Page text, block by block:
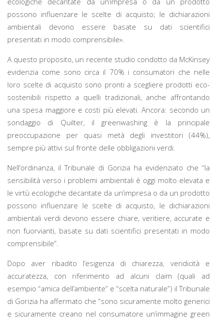
possono influenzare le scelte di acquisto; le dichiarazioni
ambientali devono essere basate su dati scientifici
presentati in modo comprensibile».
A questo proposito, un recente studio condotto da McKinsey
evidenzia come sono circa il 70% i consumatori che nelle
loro scelte di acquisto sono pronti a scegliere prodotti eco-
sostenibili rispetto a quelli tradizionali, anche affrontando
una spesa maggiore e costi più elevati. Ancora: secondo un
sondaggio di Quilter, il greenwashing è la principale
preoccupazione per quasi metà degli investitori (44%),
sempre più attivi sul fronte delle obbligazioni verdi.
Nell’ordinanza, il Tribunale di Gorizia ha evidenziato che “la
sensibilità verso i problemi ambientali è oggi molto elevata e
le virtù ecologiche decantate da un’impresa o da un prodotto
possono influenzare le scelte di acquisto, le dichiarazioni
ambientali verdi devono essere chiare, veritiere, accurate e
non fuorvianti, basate su dati scientifici presentati in modo
comprensibile”.
Dopo aver ribadito l’esigenza di chiarezza, veridicità e
accuratezza, con riferimento ad alcuni claim (quali ad
esempio “amica dell’ambiente” e “scelta naturale”) il Tribunale
di Gorizia ha affermato che “sono sicuramente molto generici
e sicuramente creano nel consumatore un’immagine green